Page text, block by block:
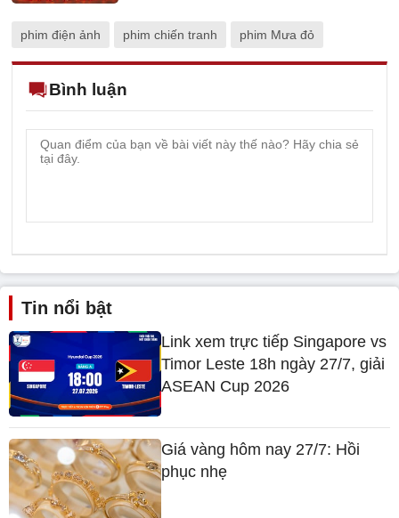
phim điện ảnh phim chiến tranh phim Mưa đỏ
Bình luận
Tin nổi bật
Link xem trực tiếp Singapore vs
Timor Leste 18h ngày 27/7, giải
ASEAN Cup 2026
Giá vàng hôm nay 27/7: Hồi
phục nhẹ